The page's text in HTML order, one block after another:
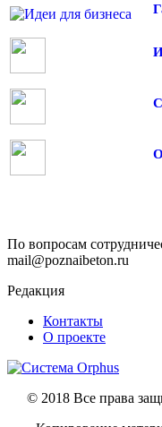
По вопросам
mail@poznaibeton.ru
Редакция
Контакты
О проекте
© 2018 Все права